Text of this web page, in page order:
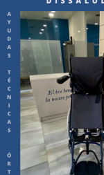
Fisioteràpia
Geriatria
Medicina
Ortopèdia